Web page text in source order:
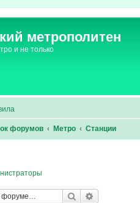
метрополитен
и не только
форумов Метро Станции
Поиск